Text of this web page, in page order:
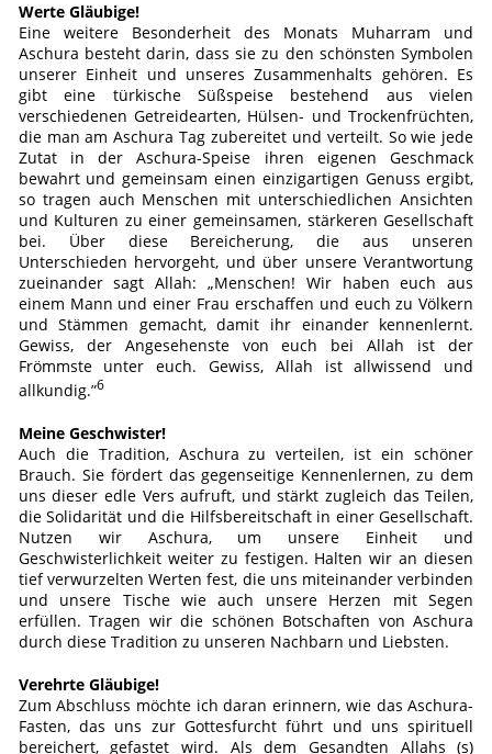
Werte Gläubige!
Eine weitere Besonderheit des Monats Muharram und
Aschura besteht darin, dass sie zu den schönsten Symbolen
unserer Einheit und unseres Zusammenhalts gehören. Es
gibt eine türkische Süßspeise bestehend aus vielen
verschiedenen Getreidearten, Hülsen- und Trockenfrüchten,
die man am Aschura Tag zubereitet und verteilt. So wie jede
Zutat in der Aschura-Speise ihren eigenen Geschmack
bewahrt und gemeinsam einen einzigartigen Genuss ergibt,
so tragen auch Menschen mit unterschiedlichen Ansichten
und Kulturen zu einer gemeinsamen, stärkeren Gesellschaft
bei. Über diese Bereicherung, die aus unseren
Unterschieden hervorgeht, und über unsere Verantwortung
zueinander sagt Allah: „Menschen! Wir haben euch aus
einem Mann und einer Frau erschaffen und euch zu Völkern
und Stämmen gemacht, damit ihr einander kennenlernt.
Gewiss, der Angesehenste von euch bei Allah ist der
Frömmste unter euch. Gewiss, Allah ist allwissend und
allkundig.”6
Meine Geschwister!
Auch die Tradition, Aschura zu verteilen, ist ein schöner
Brauch. Sie fördert das gegenseitige Kennenlernen, zu dem
uns dieser edle Vers aufruft, und stärkt zugleich das Teilen,
die Solidarität und die Hilfsbereitschaft in einer Gesellschaft.
Nutzen wir Aschura, um unsere Einheit und
Geschwisterlichkeit weiter zu festigen. Halten wir an diesen
tief verwurzelten Werten fest, die uns miteinander verbinden
und unsere Tische wie auch unsere Herzen mit Segen
erfüllen. Tragen wir die schönen Botschaften von Aschura
durch diese Tradition zu unseren Nachbarn und Liebsten.
Verehrte Gläubige!
Zum Abschluss möchte ich daran erinnern, wie das Aschura-
Fasten, das uns zur Gottesfurcht führt und uns spirituell
bereichert, gefastet wird. Als dem Gesandten Allahs (s)